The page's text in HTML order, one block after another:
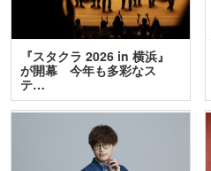
『スタクラ 2026 in 横浜』
が開幕 今年も多彩なス
テ…